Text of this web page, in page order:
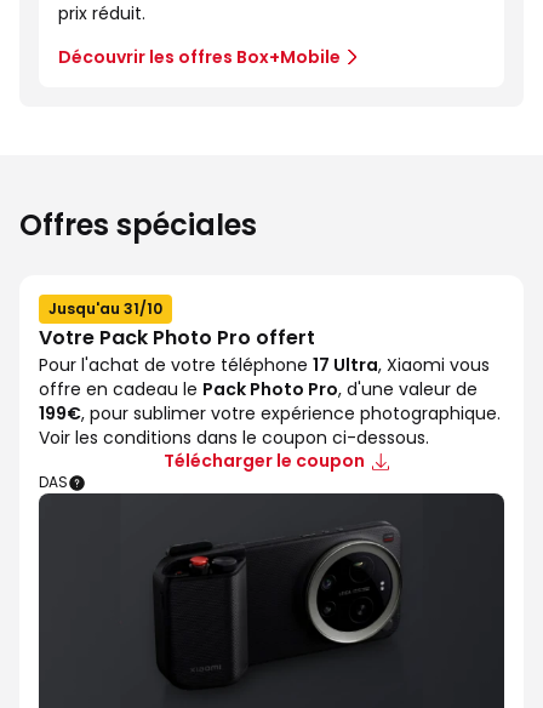
prix réduit.
Découvrir les offres Box+Mobile
Offres spéciales
Jusqu'au 31/10
Votre Pack Photo Pro offert
Pour l'achat de votre téléphone 17 Ultra, Xiaomi vous
offre en cadeau le Pack Photo Pro, d'une valeur de
199€, pour sublimer votre expérience photographique.
Voir les conditions dans le coupon ci-dessous.
Télécharger le coupon
DAS